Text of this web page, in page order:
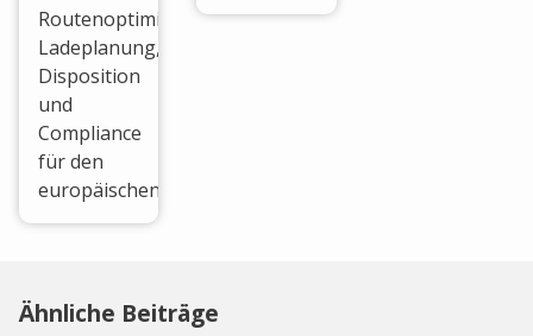
Routenoptimierung,
Ladeplanung,
Disposition
und
Compliance
für den
europäischen...
Ähnliche Beiträge